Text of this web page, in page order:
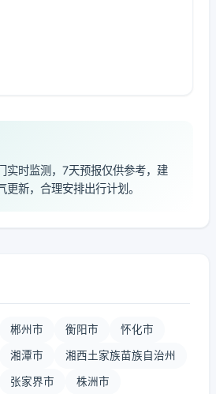
实时监测，7天预报仅供参考，建
新，合理安排出行计划。
郴州市 衡阳市 怀化市
湘潭市 湘西土家族苗族自治州
张家界市 株洲市